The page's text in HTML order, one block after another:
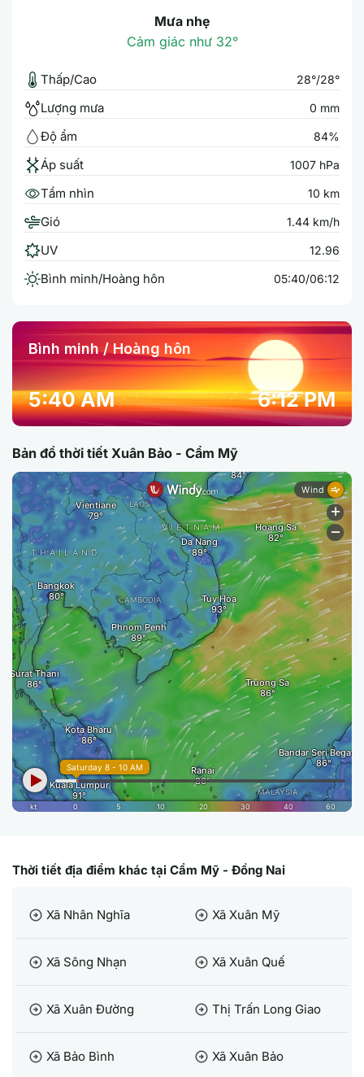
Mưa nhẹ
Cảm giác như 32°
Thấp/Cao 28°/28°
Lượng mưa 0 mm
Độ ẩm 84%
Áp suất 1007 hPa
Tầm nhìn 10 km
Gió 1.44 km/h
UV 12.96
Bình minh/Hoàng hôn 05:40/06:12
Bình minh / Hoàng hôn
5:40 AM 6:12 PM
Bản đồ thời tiết Xuân Bảo - Cẩm Mỹ
Thời tiết địa điểm khác tại Cẩm Mỹ - Đồng Nai
arrow_circle_right Xã Nhân Nghĩa arrow_circle_right Xã Xuân Mỹ
arrow_circle_right Xã Sông Nhạn arrow_circle_right Xã Xuân Quế
arrow_circle_right Xã Xuân Đường arrow_circle_right Thị Trấn Long Giao
arrow_circle_right Xã Bảo Bình arrow_circle_right Xã Xuân Bảo